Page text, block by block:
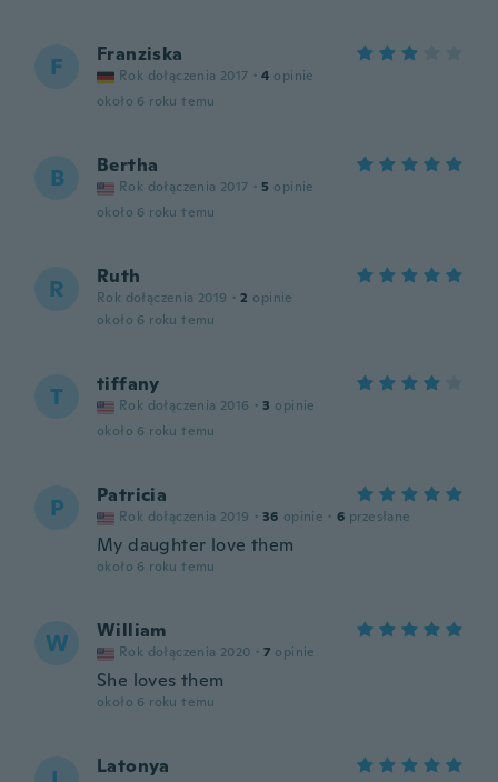
F Franziska
Rok dołączenia 2017 · 4 opinie
około 6 roku temu
B Bertha
Rok dołączenia 2017 · 5 opinie
około 6 roku temu
R Ruth
Rok dołączenia 2019 · 2 opinie
około 6 roku temu
T tiffany
Rok dołączenia 2016 · 3 opinie
około 6 roku temu
P Patricia
Rok dołączenia 2019 · 36 opinie · 6 przesłane
My daughter love them
około 6 roku temu
W William
Rok dołączenia 2020 · 7 opinie
She loves them
około 6 roku temu
Latonya